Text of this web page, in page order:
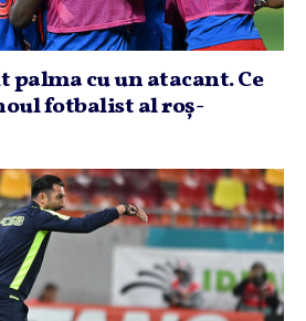
palma cu un atacant. Ce
fotbalist al roş-